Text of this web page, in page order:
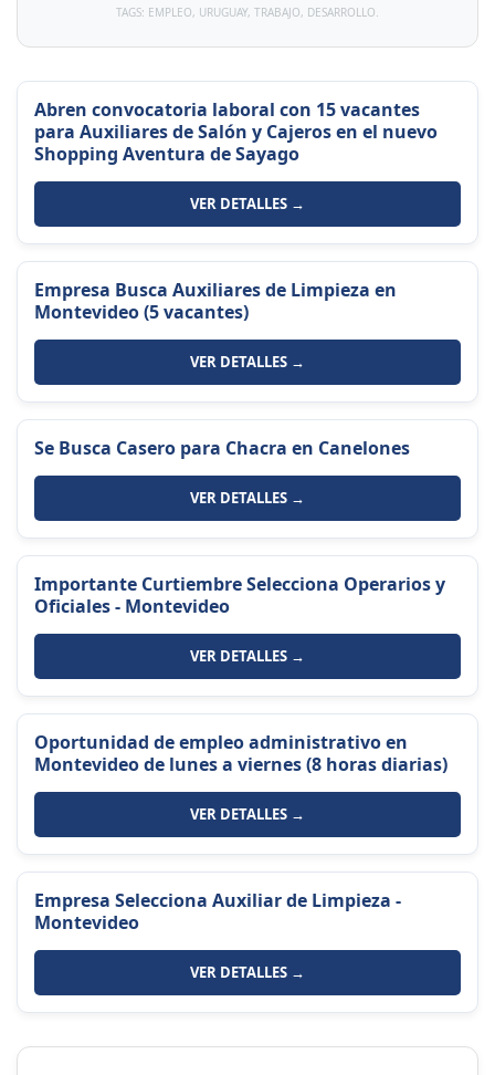
TAGS: EMPLEO, URUGUAY, TRABAJO, DESARROLLO.
Abren convocatoria laboral con 15 vacantes
para Auxiliares de Salón y Cajeros en el nuevo
Shopping Aventura de Sayago
VER DETALLES →
Empresa Busca Auxiliares de Limpieza en
Montevideo (5 vacantes)
VER DETALLES →
Se Busca Casero para Chacra en Canelones
VER DETALLES →
Importante Curtiembre Selecciona Operarios y
Oficiales - Montevideo
VER DETALLES →
Oportunidad de empleo administrativo en
Montevideo de lunes a viernes (8 horas diarias)
VER DETALLES →
Empresa Selecciona Auxiliar de Limpieza -
Montevideo
VER DETALLES →